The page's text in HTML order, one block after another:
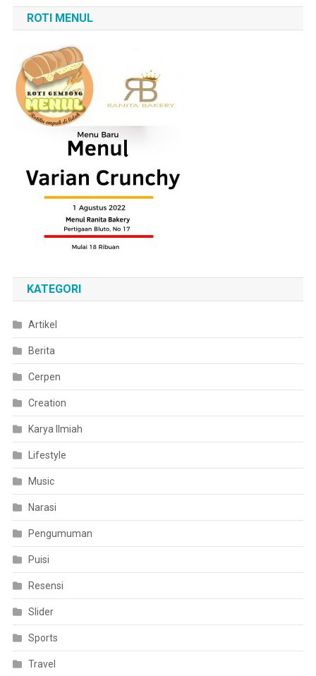
ROTI MENUL
KATEGORI
Artikel
Berita
Cerpen
Creation
Karya Ilmiah
Lifestyle
Music
Narasi
Pengumuman
Puisi
Resensi
Slider
Sports
Travel